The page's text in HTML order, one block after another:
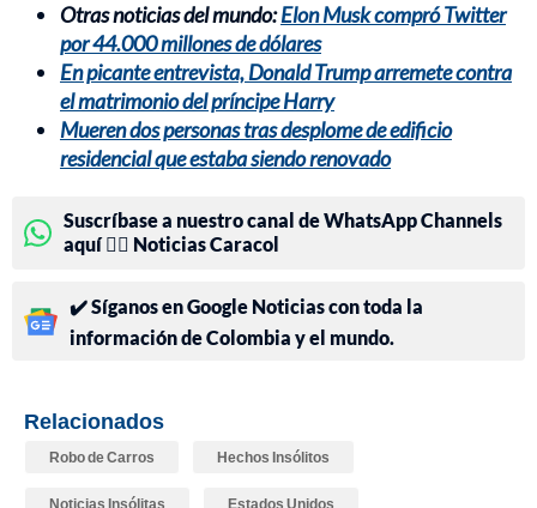
Otras noticias del mundo:Elon Musk compró Twitter
por 44.000 millones de dólares
En picante entrevista, Donald Trump arremete contra
el matrimonio del príncipe Harry
Mueren dos personas tras desplome de edificio
residencial que estaba siendo renovado
Suscríbase a nuestro canal de WhatsApp Channels
aquí 👉🏻 Noticias Caracol
✔️ Síganos en Google Noticias con toda la
información de Colombia y el mundo.
Relacionados
Robo de Carros Hechos Insólitos
Noticias Insólitas Estados Unidos